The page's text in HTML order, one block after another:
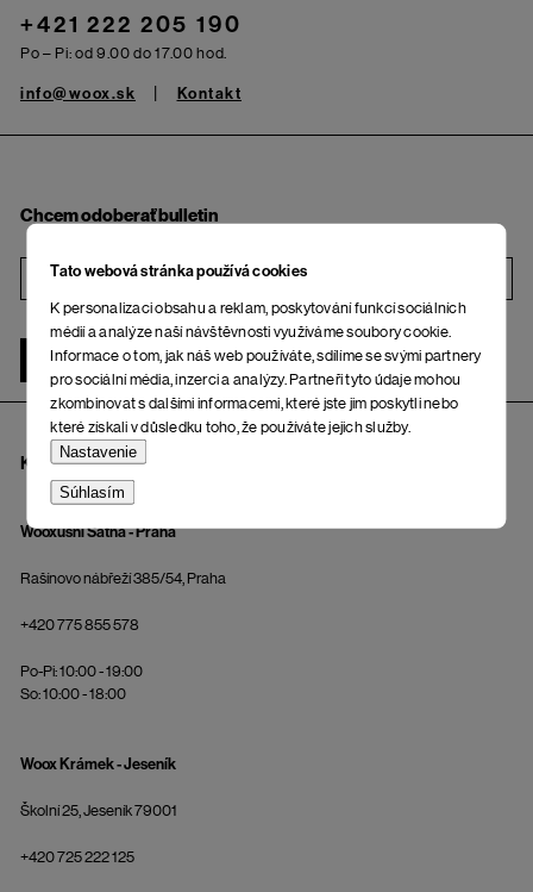
Tato webová stránka používá cookies
K personalizaci obsahu a reklam, poskytování funkcí sociálních
médií a analýze naší návštěvnosti využíváme soubory cookie.
Informace o tom, jak náš web používáte, sdílíme se svými partnery
pro sociální média, inzerci a analýzy. Partneři tyto údaje mohou
zkombinovat s dalšími informacemi, které jste jim poskytli nebo
které získali v důsledku toho, že používáte jejich služby.
Nastavenie
Súhlasím
+421 222 205 190
Po – Pi: od 9.00 do 17.00 hod.
info@woox.sk Kontakt
Chcem odoberať bulletin
ŽENA MUŽ
KAMENNÉ PREDAJNE A OSOBNÝ ODBER
Wooxusní Šatňa - Praha
Rašínovo nábřeží 385/54, Praha
+420 775 855 578
Po-Pi: 10:00 - 19:00
So: 10:00 - 18:00
Woox Krámek - Jeseník
Školní 25, Jeseník 79001
+420 725 222 125